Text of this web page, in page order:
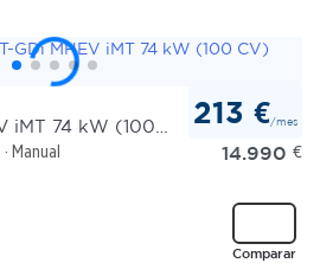
Manual
213 €/mes
14.990 €
Comparar